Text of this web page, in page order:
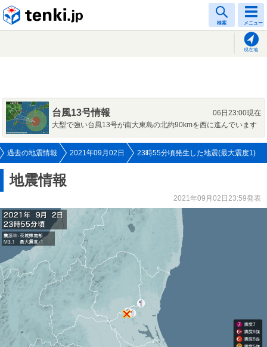
検索 メニュー
現在地
台風13号情報
06日23:00現在
大型で強い台風13号が南大東島の北約90kmを西に進んでいます
過去の地震情報 2021年09月02日 23時55分頃発生した地震(最大震度1)
地震情報
2021年09月02日23:59発表